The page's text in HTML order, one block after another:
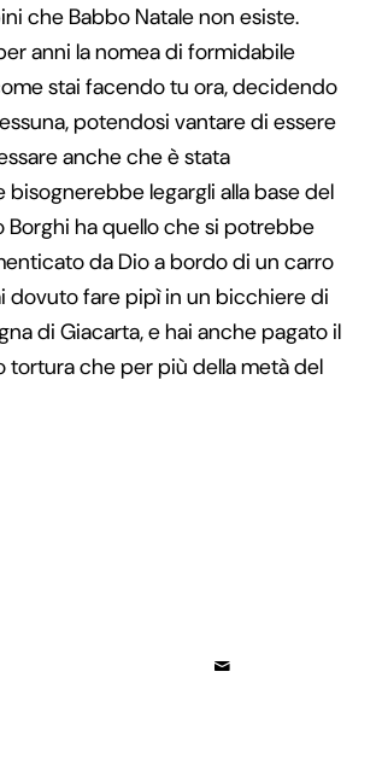
che Babbo Natale non esiste.
anni la nomea di formidabile
stai facendo tu ora, decidendo
potendosi vantare di essere
anche che è stata
bisognerebbe legargli alla base del
Borghi ha quello che si potrebbe
da Dio a bordo di un carro
dovuto fare pipì in un bicchiere di
di Giacarta, e hai anche pagato il
che per più della metà del